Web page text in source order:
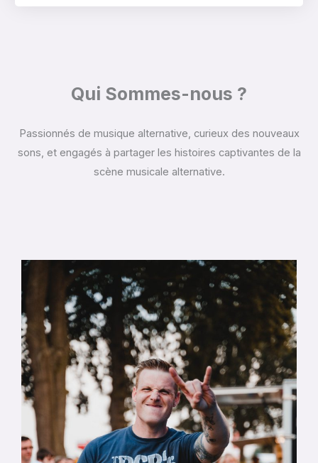
Qui Sommes-nous ?
Passionnés de musique alternative, curieux des nouveaux
sons, et engagés à partager les histoires captivantes de la
scène musicale alternative.